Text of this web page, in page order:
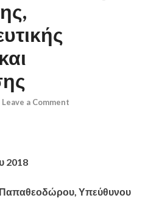
Leave a Comment
2018
Υπεύθυνου